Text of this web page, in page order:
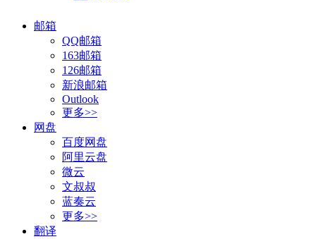
邮箱
QQ邮箱
163邮箱
126邮箱
新浪邮箱
Outlook
更多>>
网盘
百度网盘
阿里云盘
微云
文叔叔
蓝奏云
更多>>
翻译